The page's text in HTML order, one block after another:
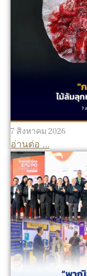
7 สิงหาคม 2026
อ่านต่อ ...